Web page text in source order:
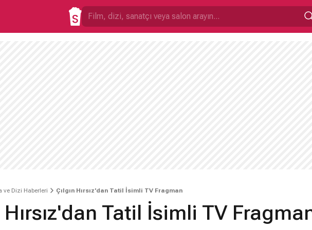
ve Dizi Haberleri Çılgın Hırsız'dan Tatil İsimli TV Fragman
Hırsız'dan Tatil İsimli TV